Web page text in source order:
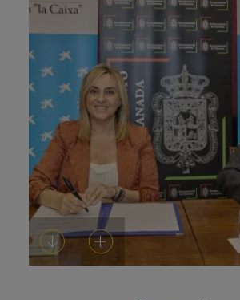
DescargarAñadir al carrito